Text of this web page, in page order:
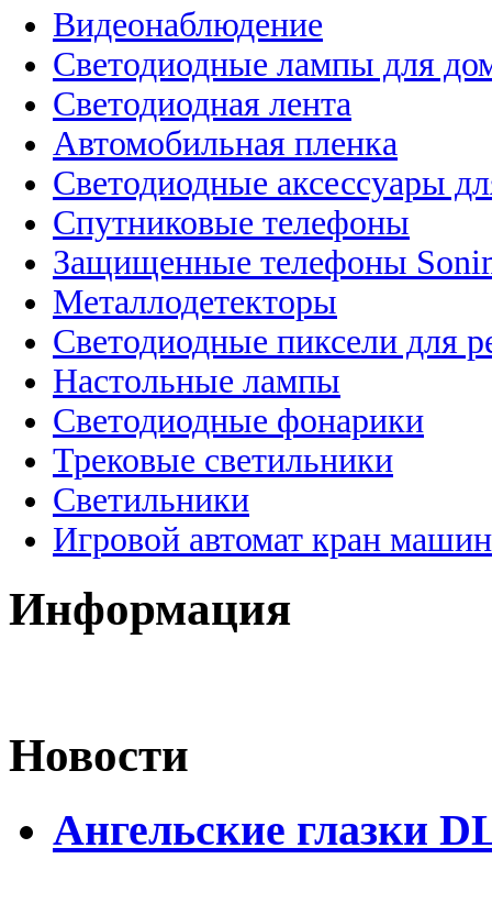
Видеонаблюдение
Светодиодные лампы для
Светодиодная лента
Автомобильная пленка
Светодиодные аксессуары
Спутниковые телефоны
Защищенные телефоны
Металлодетекторы
Светодиодные пиксели для
Настольные лампы
Светодиодные фонарики
Трековые светильники
Светильники
Игровой автомат кран
Информация
Новости
Ангельские глазки